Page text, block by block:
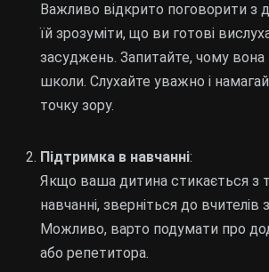
Важливо відкрито поговорити з
їй зрозуміти, що ви готові
засуджень. Запитайте, чому вона
школи. Слухайте уважно і
точку зору.
Підтримка в навчанні:
Якщо ваша дитина стикається з
навчанні, зверніться до
Можливо, варто подумати про
або репетитора.